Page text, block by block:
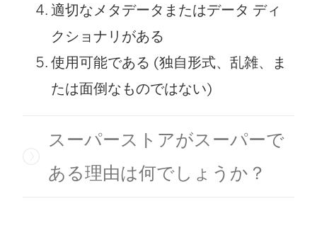
適切なメタデータまたはデータ ディ
クショナリがある
使用可能である (独自形式、乱雑、ま
たは面倒なものではない)
スーパーストアがスーパーで
ある理由は何でしょうか？